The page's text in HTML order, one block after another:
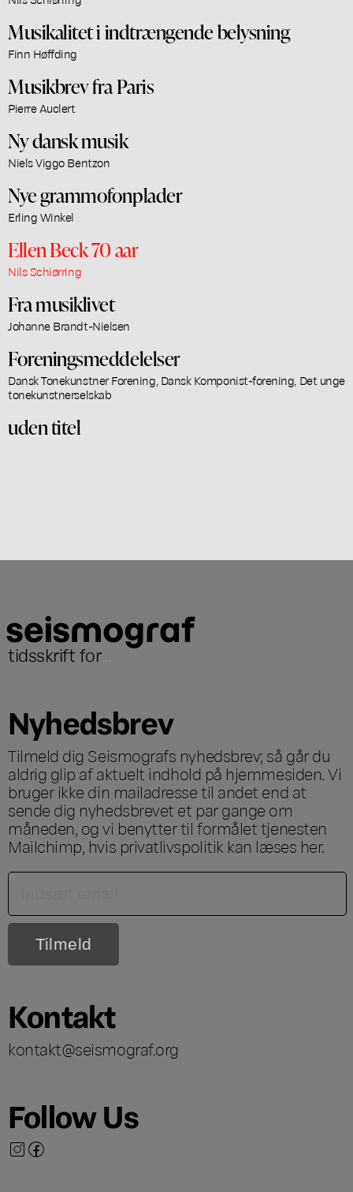
Musikalitet i indtrængende belysning
Finn Høffding
Musikbrev fra Paris
Pierre Auclert
Ny dansk musik
Niels Viggo Bentzon
Nye grammofonplader
Erling Winkel
Ellen Beck 70 aar
Nils Schiørring
Fra musiklivet
Johanne Brandt-Nielsen
Foreningsmeddelelser
Dansk Tonekunstner Forening, Dansk Komponist-forening, Det unge
tonekunstnerselskab
uden titel
tidsskrift for...
Nyhedsbrev
Tilmeld dig Seismografs nyhedsbrev; så går du
aldrig glip af aktuelt indhold på hjemmesiden. Vi
bruger ikke din mailadresse til andet end at
sende dig nyhedsbrevet et par gange om
måneden, og vi benytter til formålet tjenesten
Mailchimp, hvis privatlivspolitik kan læses her.
Kontakt
kontakt@seismograf.org
Follow Us